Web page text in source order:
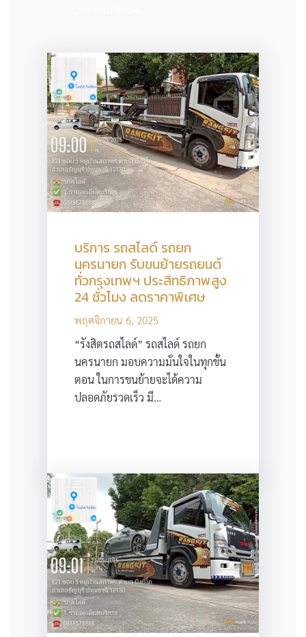
บริการ รถสไลด์ รถยก
นครนายก รับขนย้ายรถยนต์
ทั่วกรุงเทพฯ ประสิทธิภาพสูง
24 ชั่วโมง ลดราคาพิเศษ
พฤศจิกายน 6, 2025
“รังสิตรถสไลด์” รถสไลด์ รถยก
นครนายก มอบความมั่นใจในทุกขั้น
ตอน ในการขนย้ายจะได้ความ
ปลอดภัยรวดเร็ว มี…